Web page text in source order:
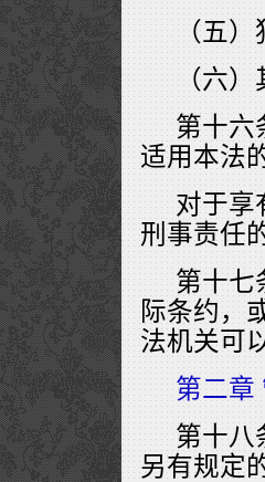
（五）
（六）
第十六
适用本法
对于享
刑事责任
第十七
际条约，
法机关可
第二章
第十八
另有规定